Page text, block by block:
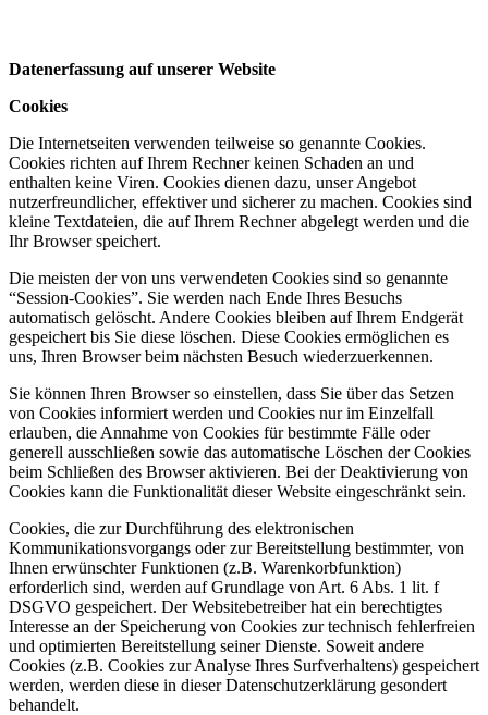
Datenerfassung auf unserer Website
Cookies
Die Internetseiten verwenden teilweise so genannte Cookies.
Cookies richten auf Ihrem Rechner keinen Schaden an und
enthalten keine Viren. Cookies dienen dazu, unser Angebot
nutzerfreundlicher, effektiver und sicherer zu machen. Cookies sind
kleine Textdateien, die auf Ihrem Rechner abgelegt werden und die
Ihr Browser speichert.
Die meisten der von uns verwendeten Cookies sind so genannte
“Session-Cookies”. Sie werden nach Ende Ihres Besuchs
automatisch gelöscht. Andere Cookies bleiben auf Ihrem Endgerät
gespeichert bis Sie diese löschen. Diese Cookies ermöglichen es
uns, Ihren Browser beim nächsten Besuch wiederzuerkennen.
Sie können Ihren Browser so einstellen, dass Sie über das Setzen
von Cookies informiert werden und Cookies nur im Einzelfall
erlauben, die Annahme von Cookies für bestimmte Fälle oder
generell ausschließen sowie das automatische Löschen der Cookies
beim Schließen des Browser aktivieren. Bei der Deaktivierung von
Cookies kann die Funktionalität dieser Website eingeschränkt sein.
Cookies, die zur Durchführung des elektronischen
Kommunikationsvorgangs oder zur Bereitstellung bestimmter, von
Ihnen erwünschter Funktionen (z.B. Warenkorbfunktion)
erforderlich sind, werden auf Grundlage von Art. 6 Abs. 1 lit. f
DSGVO gespeichert. Der Websitebetreiber hat ein berechtigtes
Interesse an der Speicherung von Cookies zur technisch fehlerfreien
und optimierten Bereitstellung seiner Dienste. Soweit andere
Cookies (z.B. Cookies zur Analyse Ihres Surfverhaltens) gespeichert
werden, werden diese in dieser Datenschutzerklärung gesondert
behandelt.